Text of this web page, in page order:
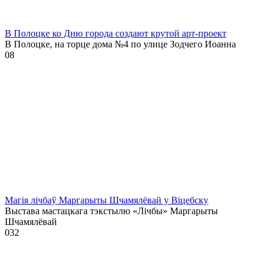
В Полоцке ко Дню города создают крутой арт-проект
В Полоцке, на торце дома №4 по улице Зодчего Иоанна
08
Магія лічбаў Маргарыты Шчамялёвай у Віцебску
Выстава мастацкага тэкстылю «Лічбы» Маргарыты
Шчамялёвай
032